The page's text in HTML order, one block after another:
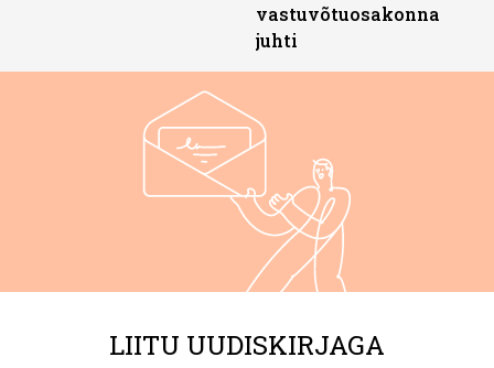
vastuvõtuosakonna
juhti
LIITU UUDISKIRJAGA